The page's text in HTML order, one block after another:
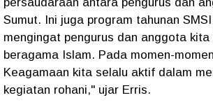
Sumut. Ini juga program tahunan
mengingat pengurus dan anggota kita
beragama Islam. Pada momen-
Keagamaan kita selalu aktif dalam
kegiatan rohani," ujar Erris.